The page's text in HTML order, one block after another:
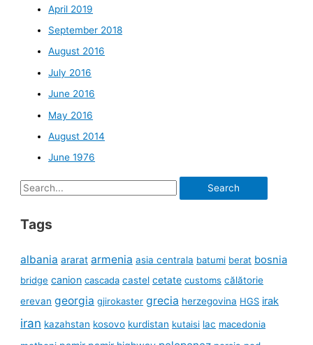
April 2019
September 2018
August 2016
July 2016
June 2016
May 2016
August 2014
June 1976
Search
Tags
albania ararat armenia asia centrala batumi berat bosnia
bridge canion cascada castel cetate customs călătorie
erevan georgia gjirokaster grecia herzegovina HGS irak
iran kazahstan kosovo kurdistan kutaisi lac macedonia